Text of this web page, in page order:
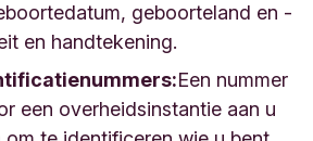
geboorteland en -
en handtekening.
Een nummer
een overheidsinstantie aan u